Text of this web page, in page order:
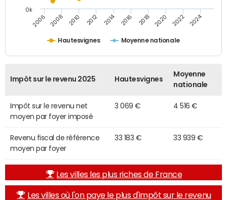
Hautesvignes Moyenne nationale
2006 2008 2010 2012 2014 2016 2018 2020 2022 2024
0k
Impôt sur le revenu 2025 Hautesvignes
Moyenne
nationale
Impôt sur le revenu net
moyen par foyer imposé
3 069 € 4 516 €
Revenu fiscal de référence
moyen par foyer
33 183 € 33 939 €
Les villes les plus riches de France
Les villes où l'on paye le plus d'impôt sur le revenu